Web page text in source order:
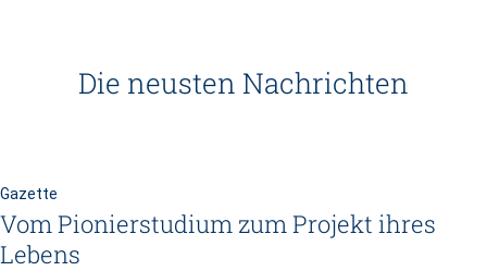
Die neusten Nachrichten
Gazette
Vom Pionierstudium zum Projekt ihres
Lebens